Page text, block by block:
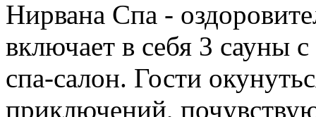
Нирвана Спа -
включает в себя 3 сауны
спа-салон. Гости
приключений,